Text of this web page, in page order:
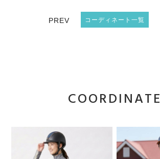
PREV コーディネート一覧
COORDINATE